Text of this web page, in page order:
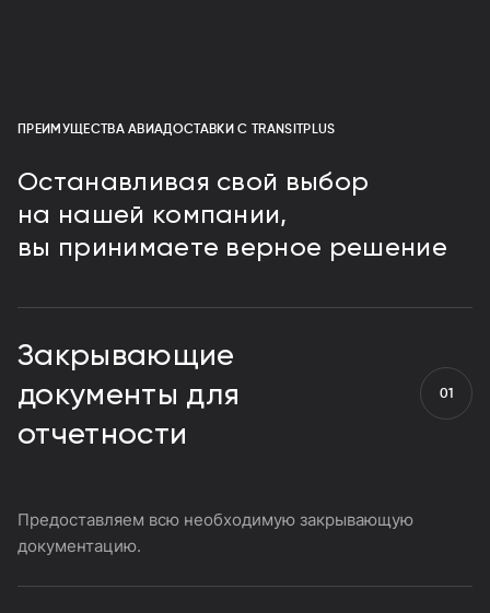
ПРЕИМУЩЕСТВА АВИАДОСТАВКИ С TRANSITPLUS
Останавливая свой выбор
на нашей компании,
вы принимаете верное решение
Закрывающие
документы для
отчетности
Предоставляем всю необходимую закрывающую
документацию.